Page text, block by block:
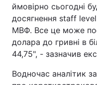
ймовірно сьогодні
досягнення staff
МВФ. Все це може
долара до гривні в
44,75", - зазначив
Водночас аналітик